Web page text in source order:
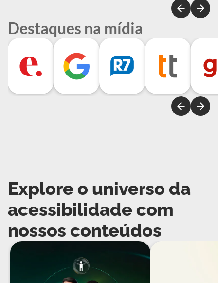
Destaques na mídia
Explore o universo da
acessibilidade com
nossos conteúdos